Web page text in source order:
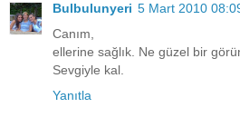
Bulbulunyeri 5 Mart 2010
Canım,
ellerine sağlık. Ne güzel bir
Sevgiyle kal.
Yanıtla